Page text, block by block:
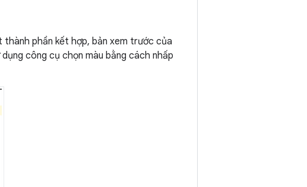
phần kết hợp, bản xem trước của
công cụ chọn màu bằng cách nhấp